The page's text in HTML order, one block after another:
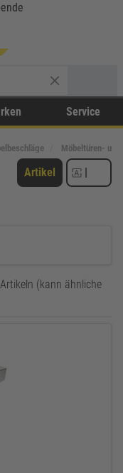
Service
Möbeltüren- und
Artikel |
(kann ähnliche